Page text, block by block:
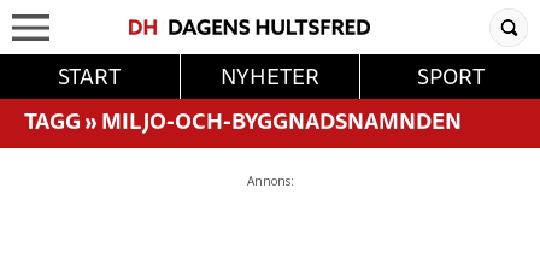
START NYHETER
SPORT
TAGG»MILJO-OCH-BYGGNADSNAMNDEN
Annons: